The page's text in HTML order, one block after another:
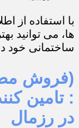
با استفاده از
ها، می توانید
ساختمانی خود
(فروش
: تامین
در رزمال